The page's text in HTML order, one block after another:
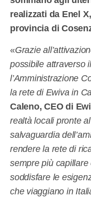
realizzati da Enel
provincia di
«Grazie
possibile attraverso
l’Amministrazione
la rete di Ewiva in
Caleno, CEO di
realtà locali pronte
salvaguardia
rendere la rete di
sempre più
soddisfare le
che viaggiano in